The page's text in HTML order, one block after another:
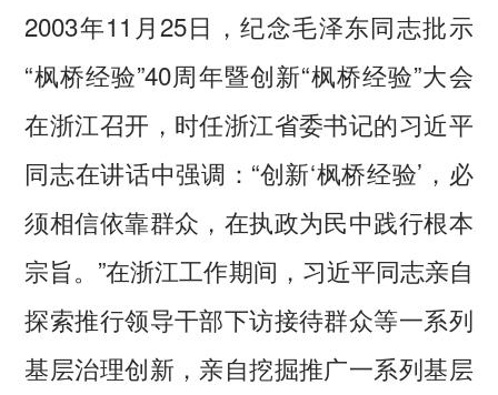
2003年11月25日，纪念毛泽东同志批示
“枫桥经验”40周年暨创新“枫桥经验”大会
在浙江召开，时任浙江省委书记的习近平
同志在讲话中强调：“创新‘枫桥经验’，必
须相信依靠群众，在执政为民中践行根本
宗旨。”在浙江工作期间，习近平同志亲自
探索推行领导干部下访接待群众等一系列
基层治理创新，亲自挖掘推广一系列基层